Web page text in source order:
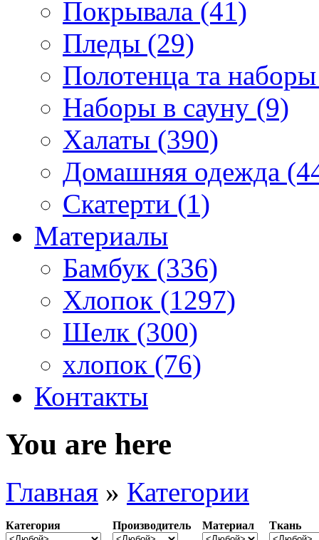
Покрывала (41)
Пледы (29)
Полотенца та
Наборы в сауну (9)
Халаты (390)
Домашняя одежда
Скатерти (1)
Материалы
Бамбук (336)
Хлопок (1297)
Шелк (300)
хлопок (76)
Контакты
You are here
Главная » Категории
Категория Производитель Материал Ткань